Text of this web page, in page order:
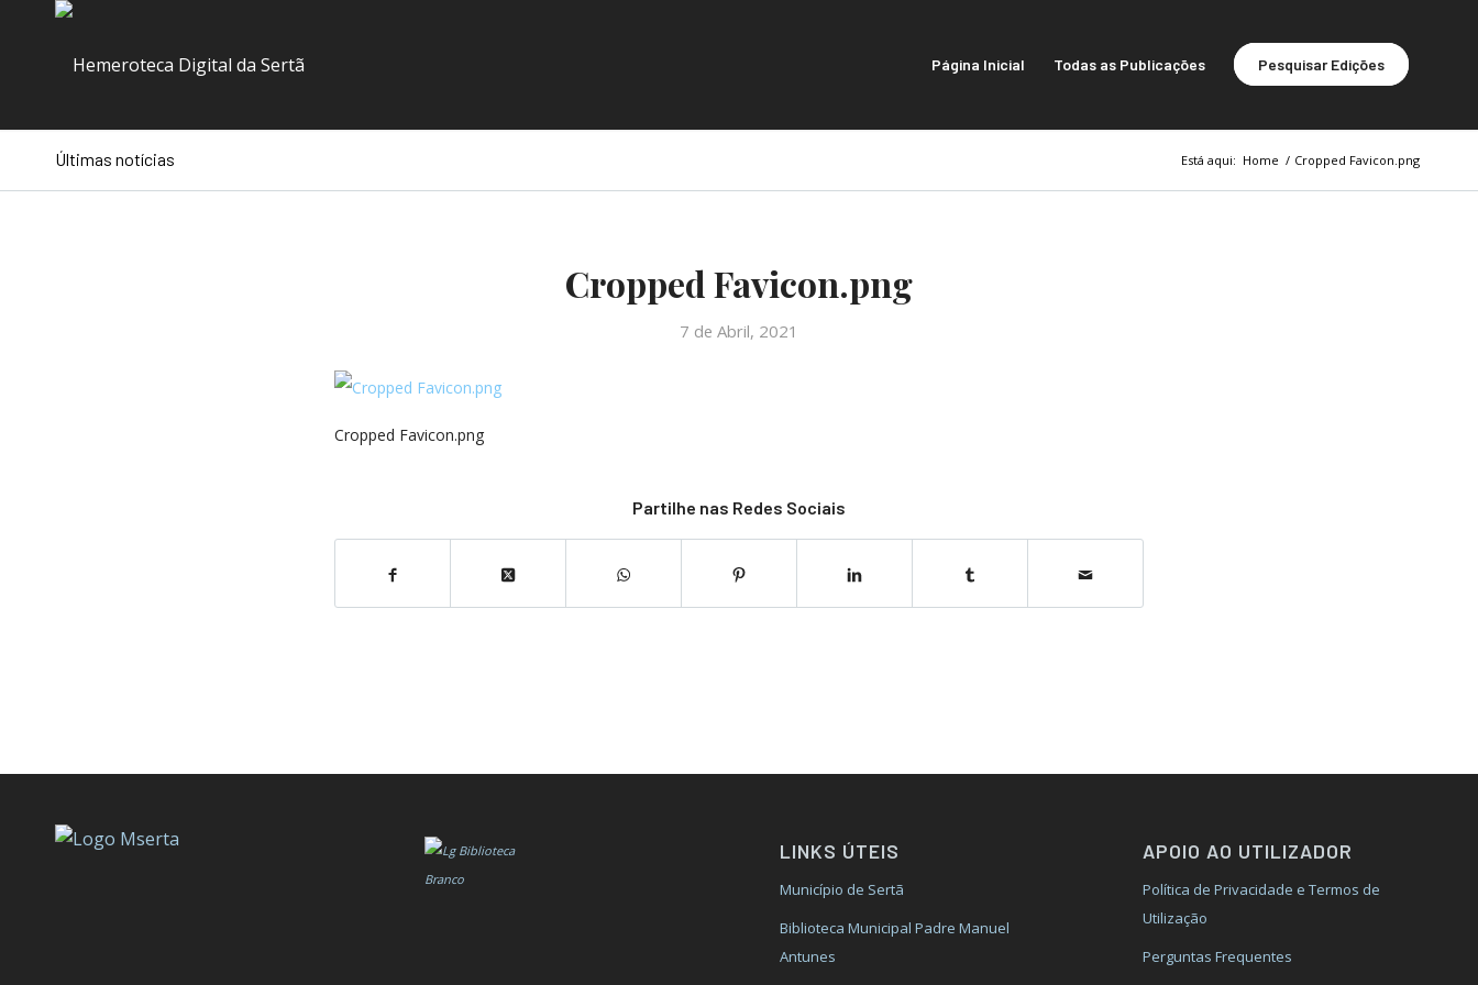
Página Inicial Todas as Publicações Pesquisar Edições
Últimas notícias Está aqui: Home / Cropped Favicon.png
Cropped Favicon.png
7 de Abril, 2021
Cropped Favicon.png
Partilhe nas Redes Sociais
LINKS ÚTEIS
Município de Sertã
Biblioteca Municipal Padre Manuel
Antunes
APOIO AO UTILIZADOR
Política de Privacidade e Termos de
Utilização
Perguntas Frequentes